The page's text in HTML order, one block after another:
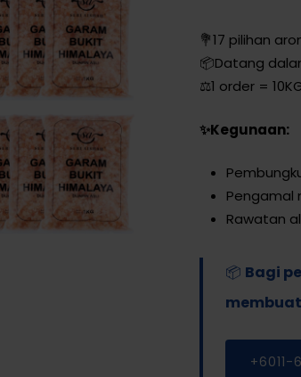
💐17 pilihan
📦Datang
⚖️1 order =
✨Kegunaan:
Pengamal
Rawatan
📦 Bagi